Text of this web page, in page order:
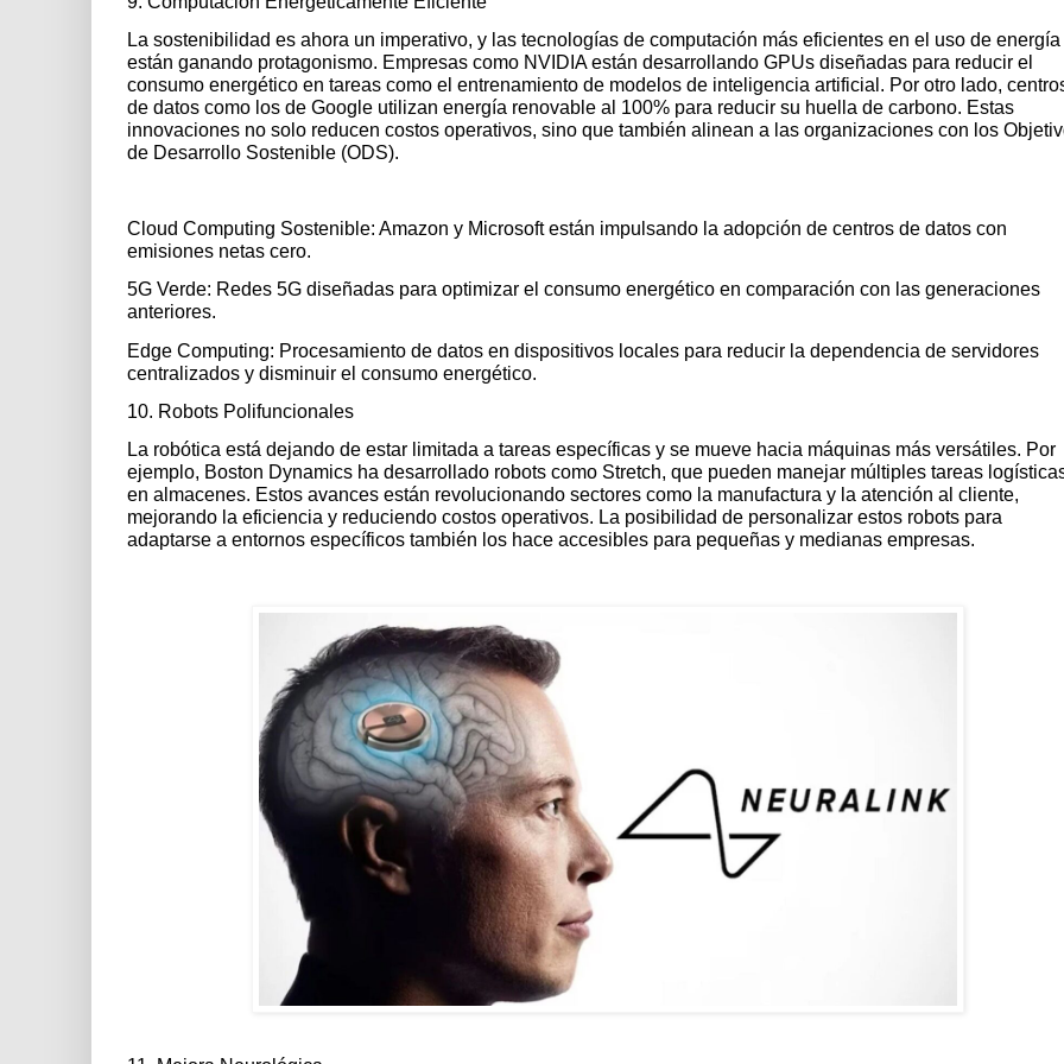
La sostenibilidad es ahora un imperativo, y las tecnologías de computación más eficientes en el uso de energía
están ganando protagonismo. Empresas como NVIDIA están desarrollando GPUs diseñadas para reducir el
consumo energético en tareas como el entrenamiento de modelos de inteligencia artificial. Por otro lado,
de datos como los de Google utilizan energía renovable al 100% para reducir su huella de carbono. Estas
innovaciones no solo reducen costos operativos, sino que también alinean a las organizaciones con los
de Desarrollo Sostenible (ODS).
Cloud Computing Sostenible: Amazon y Microsoft están impulsando la adopción de centros de datos con
emisiones netas cero.
5G Verde: Redes 5G diseñadas para optimizar el consumo energético en comparación con las generaciones
anteriores.
Edge Computing: Procesamiento de datos en dispositivos locales para reducir la dependencia de servidores
centralizados y disminuir el consumo energético.
10. Robots Polifuncionales
La robótica está dejando de estar limitada a tareas específicas y se mueve hacia máquinas más versátiles. Por
ejemplo, Boston Dynamics ha desarrollado robots como Stretch, que pueden manejar múltiples tareas
en almacenes. Estos avances están revolucionando sectores como la manufactura y la atención al cliente,
mejorando la eficiencia y reduciendo costos operativos. La posibilidad de personalizar estos robots para
adaptarse a entornos específicos también los hace accesibles para pequeñas y medianas empresas.